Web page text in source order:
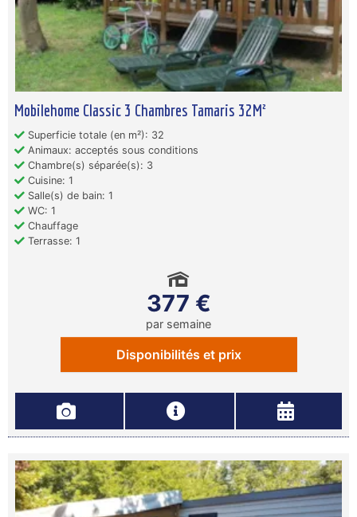
Mobilehome Classic 3 Chambres Tamaris 32M²
Superficie totale (en m²): 32
Animaux: acceptés sous conditions
Chambre(s) séparée(s): 3
Cuisine: 1
Salle(s) de bain: 1
WC: 1
Chauffage
Terrasse: 1
377 €
par semaine
Disponibilités et prix